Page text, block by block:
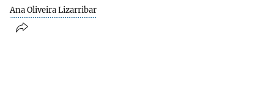
Ana Oliveira Lizarribar